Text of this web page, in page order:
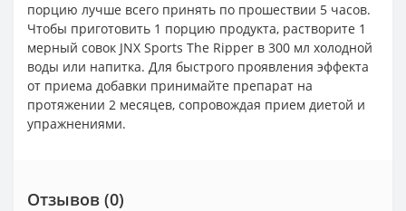
порцию лучше всего принять по прошествии 5 часов.
Чтобы приготовить 1 порцию продукта, растворите 1
мерный совок JNX Sports The Ripper в 300 мл холодной
воды или напитка. Для быстрого проявления эффекта
от приема добавки принимайте препарат на
протяжении 2 месяцев, сопровождая прием диетой и
упражнениями.
Отзывов (0)